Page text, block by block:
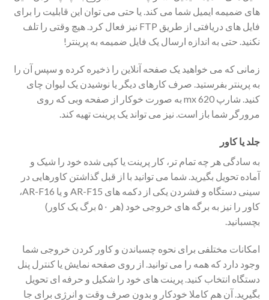
های ضمیمه ایمیل شما می کند. یا حتی می توان این قابلیت را برای
فایل های دریافتی از طریق FTP نیز فعال کرد. هیچ وقتی را تلف
نکنید. حتی به اندازه ارسال یک فایل ضمیمه به پرینتر!
زمانی که می خواهید یک صفحه آنلاین را ذخیره کرده و سپس آن را
به پرینتر بفرستید. صرف کارهای دیگر یا نوشیدن یک لیوان چای
کنید. شارپ mx 620 به صورت خوکار از صفحه وبی که روی
مرورگر شما باز است. نیز می تواند یک پرینت تهیه کند.
جلد یا کاور
به سادگی هر چه تمام تر، کار پرینت یا کپی شده خود را شیک و
آماده تحویل بگیرید. شما می توانید با از قبل گذاشتن کاورهایی در
سینی دستگاه و فشردن یکی از دکمه های AR-F15 و یا AR-F16،
کاور را نیز به برگه های خروجی خود (هر ۵۰ برگ یک کاور)
بچسبانید.
امکانات مختلفی برای نحوه چسباندن و کاور کردن خروجی شما
وجود دارد که همه را می توانید. از روی صفحه نمایش یا کنترل پنل
دستگاه انتخاب کنید. پرینت های خود را شکیل و حرفه ای تحویل
بگیرید. آن هم کاملا خودکار و بدون صرف وقت و انرژی برای جا